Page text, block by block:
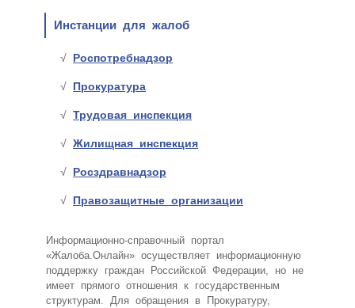
Инстанции для жалоб
Роспотребнадзор
Прокуратура
Трудовая инспекция
Жилищная инспекция
Росздравнадзор
Правозащитные организации
Информационно-справочный портал
«Жалоба.Онлайн» осуществляет информационную
поддержку граждан Российской Федерации, но не
имеет прямого отношения к государственным
структурам. Для обращения в Прокуратуру,